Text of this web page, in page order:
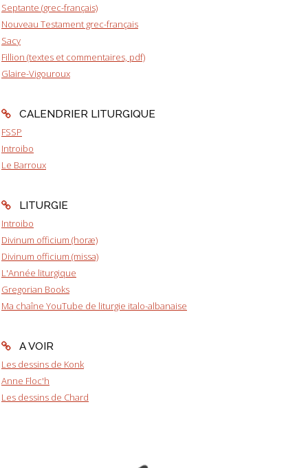
Septante (grec-français)
Nouveau Testament grec-français
Sacy
Fillion (textes et commentaires, pdf)
Glaire-Vigouroux
CALENDRIER LITURGIQUE
FSSP
Introibo
Le Barroux
LITURGIE
Introibo
Divinum officium (horæ)
Divinum officium (missa)
L'Année liturgique
Gregorian Books
Ma chaîne YouTube de liturgie italo-albanaise
A VOIR
Les dessins de Konk
Anne Floc'h
Les dessins de Chard